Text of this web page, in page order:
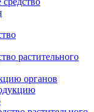
растительного
органов